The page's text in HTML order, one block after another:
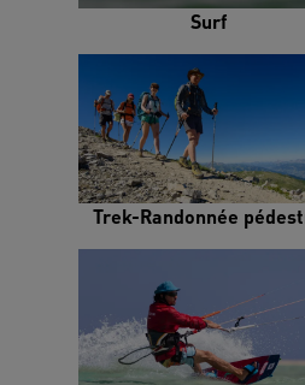
Surf
Trek-Randonnée